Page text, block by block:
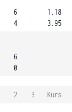
6
4
1.18
3.95
6
0
2 3
Kurs